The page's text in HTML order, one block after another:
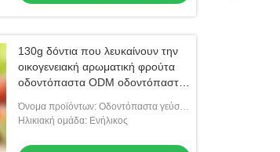
130g δόντια που λευκαίνουν την
οικογενειακή αρωματική φρούτα
οδοντόπαστα ODM οδοντόπαστας
Όνομα προϊόντων: Οδοντόπαστα γεύσης
φρούτων
Ηλικιακή ομάδα: Ενήλικος